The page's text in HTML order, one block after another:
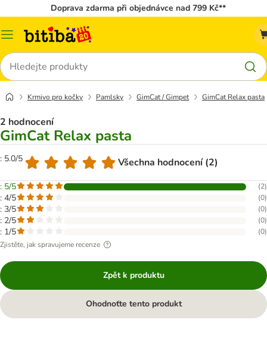
Doprava zdarma při objednávce nad 799 Kč**
Kategorie
Hledat
Krmivo pro kočky Pamlsky GimCat / Gimpet GimCat Relax pasta
2 hodnocení
GimCat Relax pasta
: 5.0/5 Všechna hodnocení (2)
: 5/5 (2)
: 4/5 (0)
: 3/5 (0)
: 2/5 (0)
: 1/5 (0)
Zjistěte, jak spravujeme recenze
Zpět k produktu
Ohodnoťte tento produkt